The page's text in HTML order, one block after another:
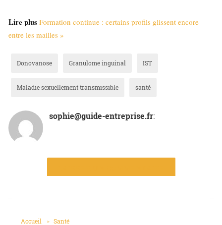
Lire plus Formation continue : certains profils glissent encore
entre les mailles »
Donovanose Granulome inguinal IST
Maladie sexuellement transmissible santé
sophie@guide-entreprise.fr: